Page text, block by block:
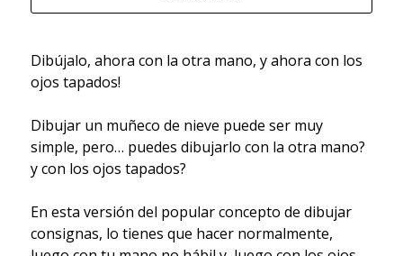
Dibújalo, ahora con la otra mano, y ahora con los
ojos tapados!
Dibujar un muñeco de nieve puede ser muy
simple, pero… puedes dibujarlo con la otra mano?
y con los ojos tapados?
En esta versión del popular concepto de dibujar
consignas, lo tienes que hacer normalmente,